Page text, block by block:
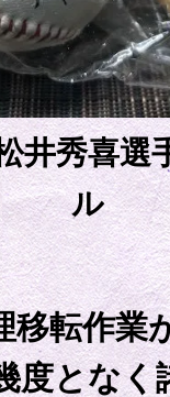
井秀喜選
ル
移転作業
度となく